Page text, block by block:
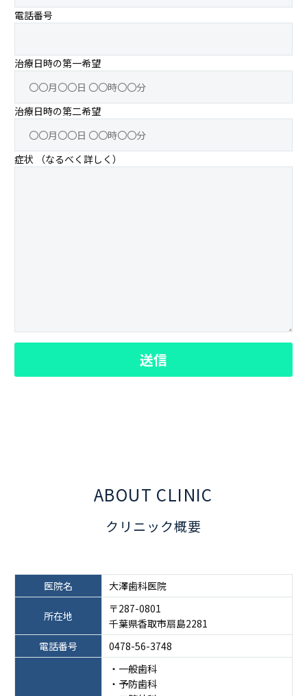
電話番号
治療日時の第一希望
治療日時の第二希望
症状 （なるべく詳しく）
ABOUT CLINIC
クリニック概要
医院名 大澤歯科医院
所在地
〒287-0801
千葉県香取市扇島2281
電話番号
0478-56-3748
・一般歯科
・予防歯科